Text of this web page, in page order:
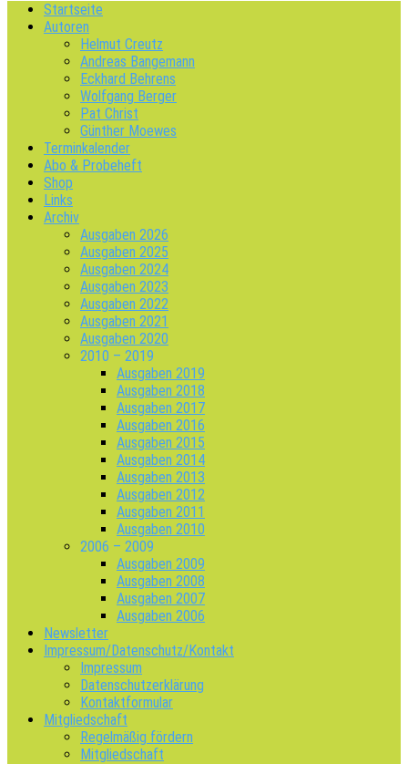
Startseite
Autoren
Helmut Creutz
Andreas Bangemann
Eckhard Behrens
Wolfgang Berger
Pat Christ
Günther Moewes
Terminkalender
Abo & Probeheft
Shop
Links
Archiv
Ausgaben 2026
Ausgaben 2025
Ausgaben 2024
Ausgaben 2023
Ausgaben 2022
Ausgaben 2021
Ausgaben 2020
2010 – 2019
Ausgaben 2019
Ausgaben 2018
Ausgaben 2017
Ausgaben 2016
Ausgaben 2015
Ausgaben 2014
Ausgaben 2013
Ausgaben 2012
Ausgaben 2011
Ausgaben 2010
2006 – 2009
Ausgaben 2009
Ausgaben 2008
Ausgaben 2007
Ausgaben 2006
Newsletter
Impressum/Datenschutz/Kontakt
Impressum
Datenschutzerklärung
Kontaktformular
Mitgliedschaft
Regelmäßig fördern
Mitgliedschaft